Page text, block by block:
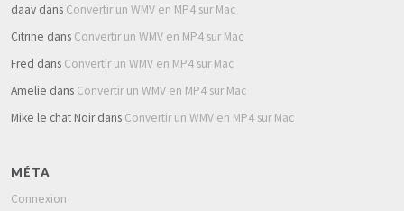
daav dans Convertir un WMV en MP4 sur Mac
Citrine dans Convertir un WMV en MP4 sur Mac
Fred dans Convertir un WMV en MP4 sur Mac
Amelie dans Convertir un WMV en MP4 sur Mac
Mike le chat Noirdans Convertir un WMV en MP4 sur Mac
MÉTA
Connexion